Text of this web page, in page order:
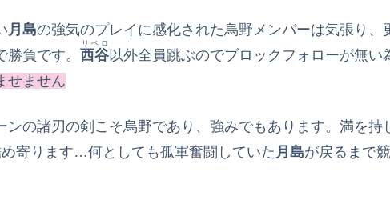
月島の強気のプレイに感化された烏野メンバーは気張り、
負です。 西谷
リベロ
以外全員跳ぶのでブロックフォローが無い
せません
ンの諸刃の剣こそ烏野であり、強みでもあります。満を持
寄ります…何としても孤軍奮闘していた 月島が戻るまで